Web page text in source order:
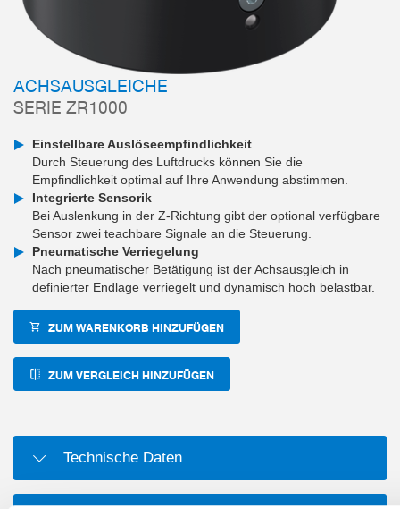
ACHSAUSGLEICHE
SERIE ZR1000
Einstellbare Auslöseempfindlichkeit
Durch Steuerung des Luftdrucks können Sie die
Empfindlichkeit optimal auf Ihre Anwendung abstimmen.
Integrierte Sensorik
Bei Auslenkung in der Z-Richtung gibt der optional verfügbare
Sensor zwei teachbare Signale an die Steuerung.
Pneumatische Verriegelung
Nach pneumatischer Betätigung ist der Achsausgleich in
definierter Endlage verriegelt und dynamisch hoch belastbar.
ZUM WARENKORB HINZUFÜGEN
ZUM VERGLEICH HINZUFÜGEN
Technische Daten